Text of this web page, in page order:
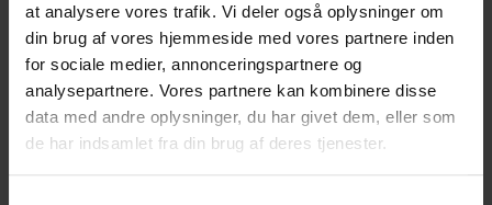
at analysere vores trafik. Vi deler også oplysninger om
din brug af vores hjemmeside med vores partnere inden
for sociale medier, annonceringspartnere og
analysepartnere. Vores partnere kan kombinere disse
data med andre oplysninger, du har givet dem, eller som
de har indsamlet fra din brug af deres tjenester.
Frederikke Riisberger selv en typisk dansk forbruger,
der for nogle år tilbage begyndte at tænke bæredygtighed
ind i sit forbrug. Hun ville ændre sig på det område, hvor
hun selv var allerværst: Tøjforbruget. Derfor gik hun fra at
købe en hel del nyt tøj, til udelukkende at købe
genbrugstøj. Det har hun gjort i nu to år og ændringen har